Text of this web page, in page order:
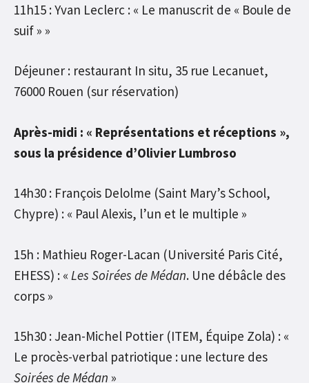
11h15 : Yvan Leclerc : « Le manuscrit de « Boule de
suif » »
Déjeuner : restaurant In situ, 35 rue Lecanuet,
76000 Rouen (sur réservation)
Après-midi : « Représentations et réceptions »,
sous la présidence d’Olivier Lumbroso
14h30 : François Delolme (Saint Mary’s School,
Chypre) : « Paul Alexis, l’un et le multiple »
15h : Mathieu Roger-Lacan (Université Paris Cité,
EHESS) : « Les Soirées de Médan. Une débâcle des
corps »
15h30 : Jean-Michel Pottier (ITEM, Équipe Zola) : «
Le procès-verbal patriotique : une lecture des
Soirées de Médan »